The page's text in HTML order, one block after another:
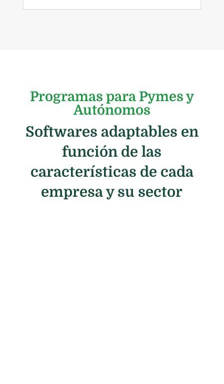
Programas para Pymes y
Autónomos
Softwares adaptables en
función de las
características de cada
empresa y su sector